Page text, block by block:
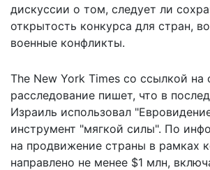
дискуссии о том, следует ли
открытость конкурса для стран,
военные конфликты.
The New York Times со ссылкой на
расследование пишет, что в
Израиль использовал
инструмент "мягкой силы". По
на продвижение страны в рамках
направлено не менее $1 млн,